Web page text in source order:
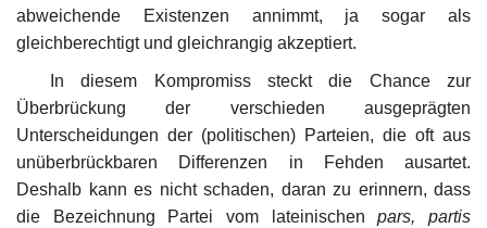
abweichende Existenzen annimmt, ja sogar als
gleichberechtigt und gleichrangig akzeptiert.
In diesem Kompromiss steckt die Chance zur
Überbrückung der verschieden ausgeprägten
Unterscheidungen der (politischen) Parteien, die oft aus
unüberbrückbaren Differenzen in Fehden ausartet.
Deshalb kann es nicht schaden, daran zu erinnern, dass
die Bezeichnung Partei vom lateinischenpars, partis